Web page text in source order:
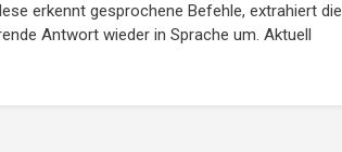
erkennt gesprochene Befehle, extrahiert die
Antwort wieder in Sprache um. Aktuell